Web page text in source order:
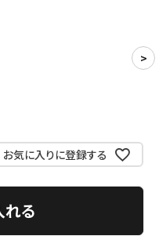
お気に入りに登録する
れる